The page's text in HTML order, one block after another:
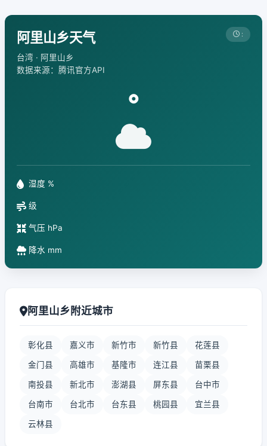
阿里山乡天气
台湾 · 阿里山乡
数据来源：腾讯官方API
:
°
湿度 %
级
气压 hPa
降水 mm
阿里山乡附近城市
彰化县 嘉义市 新竹市 新竹县 花莲县
金门县 高雄市 基隆市 连江县 苗栗县
南投县 新北市 澎湖县 屏东县 台中市
台南市 台北市 台东县 桃园县 宜兰县
云林县